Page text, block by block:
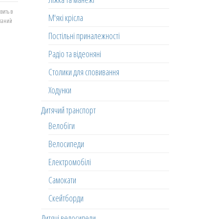
в
М'які крісла
Постільні приналежності
Радіо та відеоняні
Столики для сповивання
Ходунки
Дитячий транспорт
Велобіги
Велосипеди
Електромобілі
Самокати
Скейтборди